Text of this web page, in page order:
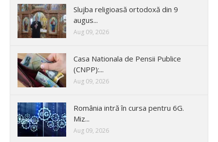
Slujba religioasă ortodoxă din 9
augus...
Aug 09, 2026
Casa Nationala de Pensii Publice
(CNPP):...
Aug 09, 2026
România intră în cursa pentru 6G.
Miz...
Aug 09, 2026